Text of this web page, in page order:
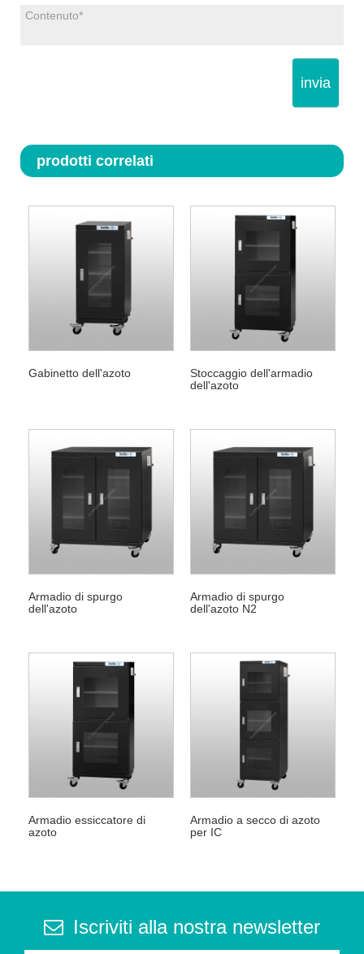
invia
prodotti correlati
Gabinetto dell'azoto
Stoccaggio dell'armadio
dell'azoto
Armadio di spurgo
dell'azoto
Armadio di spurgo
dell'azoto N2
Armadio essiccatore di
azoto
Armadio a secco di azoto
per IC
Iscriviti alla nostra newsletter